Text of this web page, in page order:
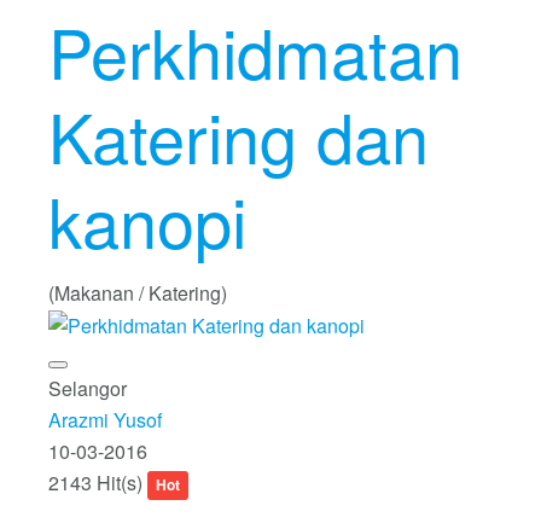
Perkhidmatan
Katering dan
kanopi
(Makanan / Katering)
Selangor
Arazmi Yusof
10-03-2016
2143 Hit(s)
Hot